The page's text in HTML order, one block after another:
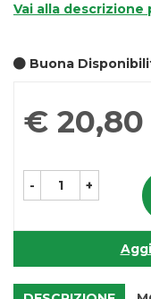
Vai alla
Buona
Prezzo
€ 20,80
- +